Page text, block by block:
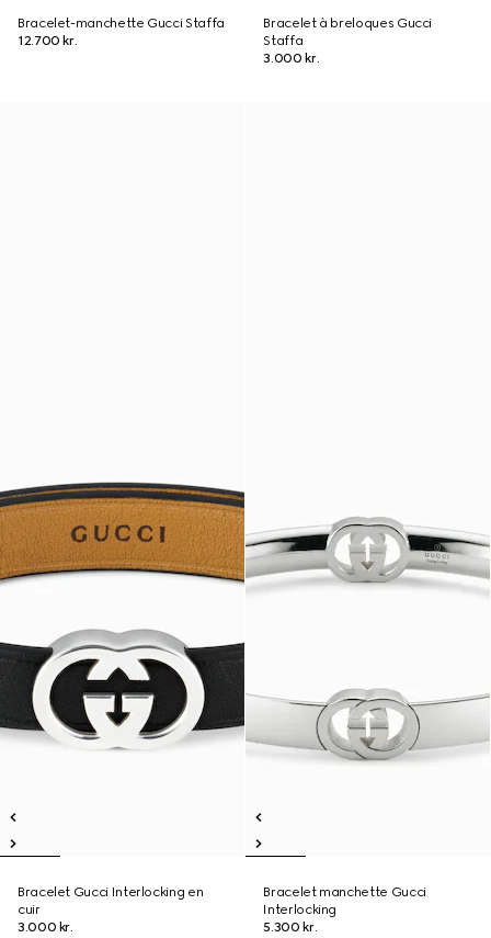
Bracelet-manchette Gucci Staffa
12.700 kr.
Bracelet à breloques Gucci
Staffa
3.000 kr.
Bracelet Gucci Interlocking en
cuir
3.000 kr.
Bracelet manchette Gucci
Interlocking
5.300 kr.